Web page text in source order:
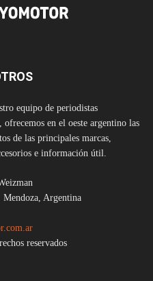
equipo de periodistas
en el oeste argentino las
de las principales marcas,
e información útil.
Argentina
reservados